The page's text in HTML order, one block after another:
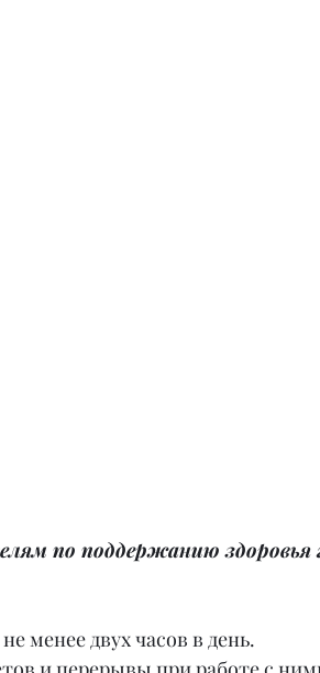
по поддержанию здоровья
менее двух часов в день.